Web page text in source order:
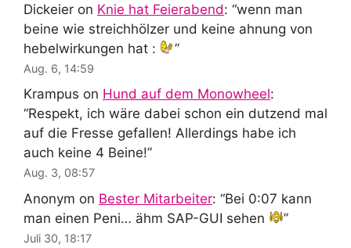
Dickeier on Knie hat Feierabend: “wenn man
beine wie streichhölzer und keine ahnung von
hebelwirkungen hat :
”
Aug. 6, 14:59
Krampus on Hund auf dem Monowheel:
“Respekt, ich wäre dabei schon ein dutzend mal
auf die Fresse gefallen! Allerdings habe ich
auch keine 4 Beine!”
Aug. 3, 08:57
Anonym on Bester Mitarbeiter: “Bei 0:07 kann
man einen Peni… ähm SAP-GUI sehen
”
Juli 30, 18:17